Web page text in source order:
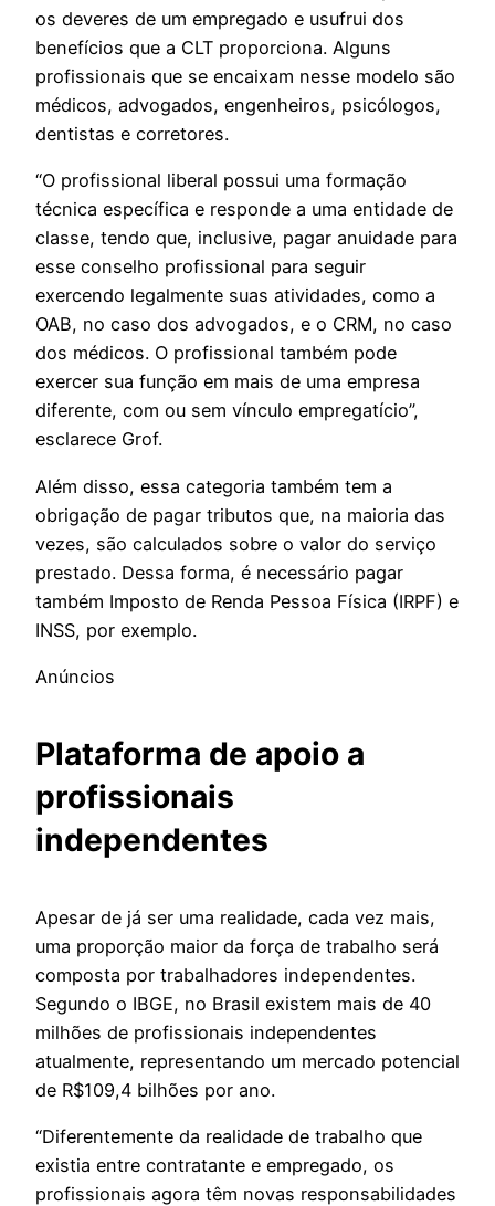
os deveres de um empregado e usufrui dos
benefícios que a CLT proporciona. Alguns
profissionais que se encaixam nesse modelo são
médicos, advogados, engenheiros, psicólogos,
dentistas e corretores.
“O profissional liberal possui uma formação
técnica específica e responde a uma entidade de
classe, tendo que, inclusive, pagar anuidade para
esse conselho profissional para seguir
exercendo legalmente suas atividades, como a
OAB, no caso dos advogados, e o CRM, no caso
dos médicos. O profissional também pode
exercer sua função em mais de uma empresa
diferente, com ou sem vínculo empregatício”,
esclarece Grof.
Além disso, essa categoria também tem a
obrigação de pagar tributos que, na maioria das
vezes, são calculados sobre o valor do serviço
prestado. Dessa forma, é necessário pagar
também Imposto de Renda Pessoa Física (IRPF) e
INSS, por exemplo.
Anúncios
Plataforma de apoio a
profissionais
independentes
Apesar de já ser uma realidade, cada vez mais,
uma proporção maior da força de trabalho será
composta por trabalhadores independentes.
Segundo o IBGE, no Brasil existem mais de 40
milhões de profissionais independentes
atualmente, representando um mercado potencial
de R$109,4 bilhões por ano.
“Diferentemente da realidade de trabalho que
existia entre contratante e empregado, os
profissionais agora têm novas responsabilidades